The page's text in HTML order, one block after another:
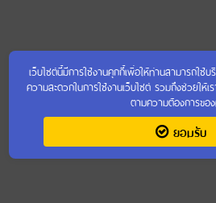
เว็บไซต์นี้มีการใช้งานคุกกี้เพื่อให้ท่านสามารถใช้
ความสะดวกในการใช้งานเว็บไซต์ รวมถึงช่วยให้เ
ตามความต้องการขอ
ยอมรับ